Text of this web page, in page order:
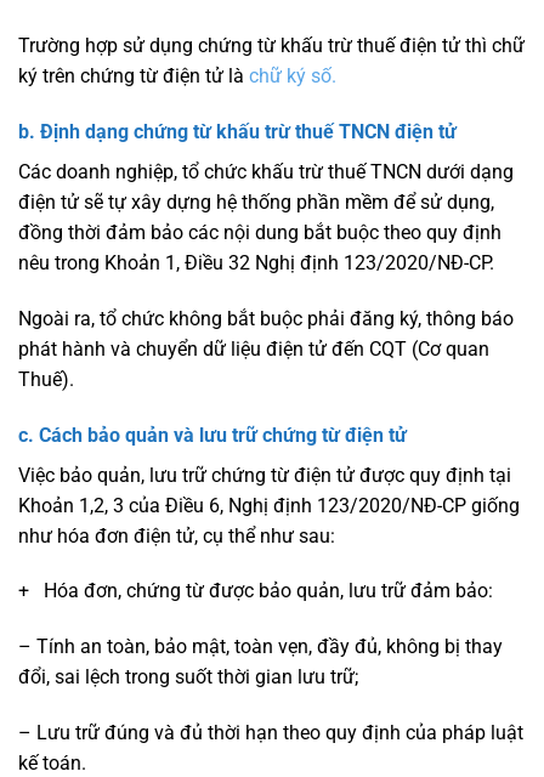
Trường hợp sử dụng chứng từ khấu trừ thuế điện tử thì chữ
ký trên chứng từ điện tử là chữ ký số.
b. Định dạng chứng từ khấu trừ thuế TNCN điện tử
Các doanh nghiệp, tổ chức khấu trừ thuế TNCN dưới dạng
điện tử sẽ tự xây dựng hệ thống phần mềm để sử dụng,
đồng thời đảm bảo các nội dung bắt buộc theo quy định
nêu trong Khoản 1, Điều 32 Nghị định 123/2020/NĐ-CP.
Ngoài ra, tổ chức không bắt buộc phải đăng ký, thông báo
phát hành và chuyển dữ liệu điện tử đến CQT (Cơ quan
Thuế).
c. Cách bảo quản và lưu trữ chứng từ điện tử
Việc bảo quản, lưu trữ chứng từ điện tử được quy định tại
Khoản 1,2, 3 của Điều 6, Nghị định 123/2020/NĐ-CP giống
như hóa đơn điện tử, cụ thể như sau:
+ Hóa đơn, chứng từ được bảo quản, lưu trữ đảm bảo:
– Tính an toàn, bảo mật, toàn vẹn, đầy đủ, không bị thay
đổi, sai lệch trong suốt thời gian lưu trữ;
– Lưu trữ đúng và đủ thời hạn theo quy định của pháp luật
kế toán.